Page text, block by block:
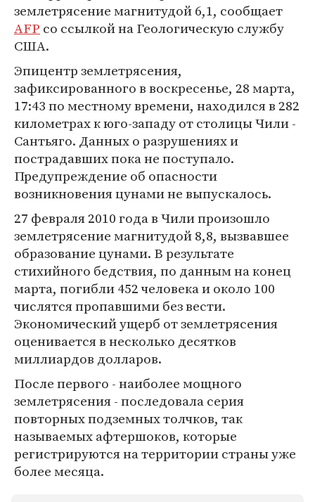
землетрясение магнитудой 6,1, сообщает
AFP со ссылкой на Геологическую службу
США.
Эпицентр землетрясения,
зафиксированного в воскресенье, 28 марта,
17:43 по местному времени, находился в 282
километрах к юго-западу от столицы Чили -
Сантьяго. Данных о разрушениях и
пострадавших пока не поступало.
Предупреждение об опасности
возникновения цунами не выпускалось.
27 февраля 2010 года в Чили произошло
землетрясение магнитудой 8,8, вызвавшее
образование цунами. В результате
стихийного бедствия, по данным на конец
марта, погибли 452 человека и около 100
числятся пропавшими без вести.
Экономический ущерб от землетрясения
оценивается в несколько десятков
миллиардов долларов.
После первого - наиболее мощного
землетрясения - последовала серия
повторных подземных толчков, так
называемых афтершоков, которые
регистрируются на территории страны уже
более месяца.